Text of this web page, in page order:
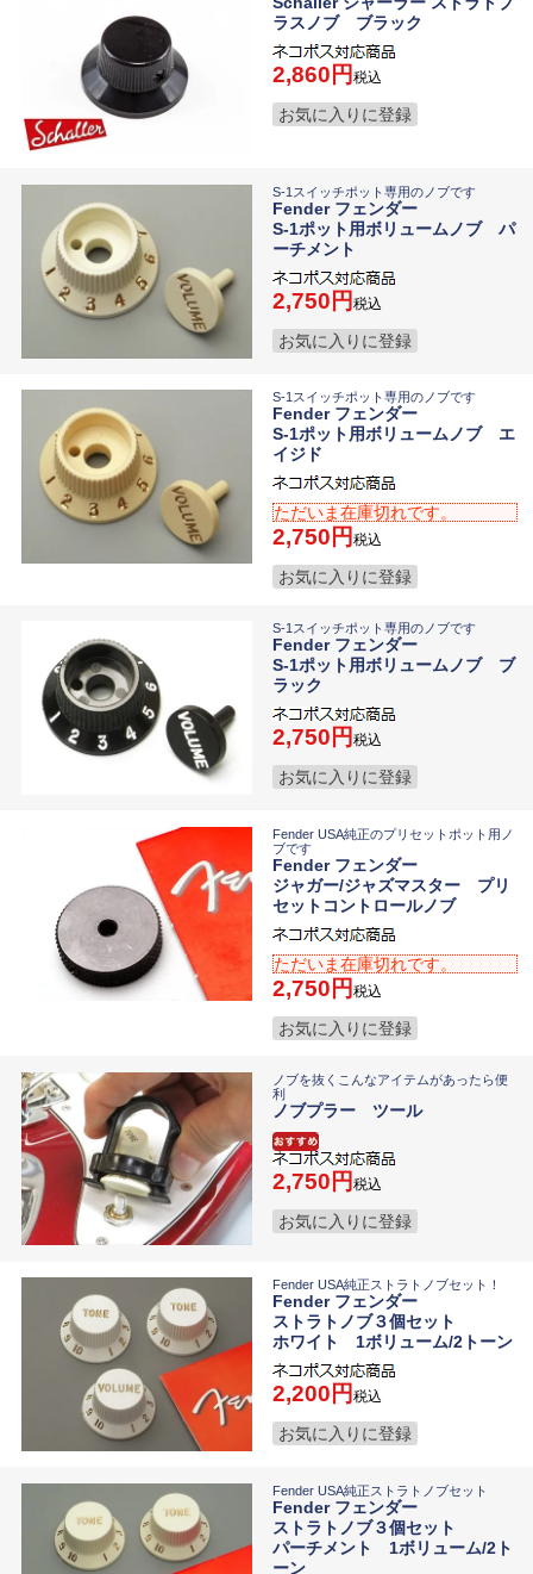
ラスノブ ブラック
2,860 税込
お気に入りに登録
S-1スイッチポット専用のノブです
Fender フェンダー
S-1ポット用ボリュームノブ パ
ーチメント
2,750 税込
お気に入りに登録
S-1スイッチポット専用のノブです
Fender フェンダー
S-1ポット用ボリュームノブ エ
イジド
ただいま在庫切れです。
2,750 税込
お気に入りに登録
S-1スイッチポット専用のノブです
Fender フェンダー
S-1ポット用ボリュームノブ ブ
ラック
2,750 税込
お気に入りに登録
Fender USA純正のプリセットポット用ノ
ブです
Fender フェンダー
ジャガー/ジャズマスター プリ
セットコントロールノブ
ただいま在庫切れです。
2,750 税込
お気に入りに登録
ノブを抜くこんなアイテムがあったら便
利
ノブプラー ツール
2,750 税込
お気に入りに登録
Fender USA純正ストラトノブセット！
Fender フェンダー
ストラトノブ３個セット
ホワイト 1ボリューム/2トーン
2,200 税込
お気に入りに登録
Fender USA純正ストラトノブセット
Fender フェンダー
ストラトノブ３個セット
パーチメント 1ボリューム/2ト
ーン